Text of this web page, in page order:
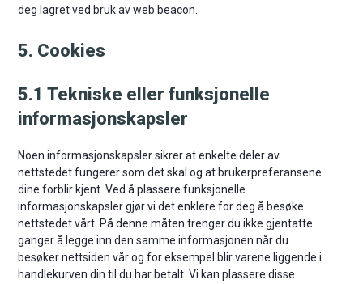
deg lagret ved bruk av web beacon.
5. Cookies
5.1 Tekniske eller funksjonelle
informasjonskapsler
Noen informasjonskapsler sikrer at enkelte deler av
nettstedet fungerer som det skal og at brukerpreferansene
dine forblir kjent. Ved å plassere funksjonelle
informasjonskapsler gjør vi det enklere for deg å besøke
nettstedet vårt. På denne måten trenger du ikke gjentatte
ganger å legge inn den samme informasjonen når du
besøker nettsiden vår og for eksempel blir varene liggende i
handlekurven din til du har betalt. Vi kan plassere disse